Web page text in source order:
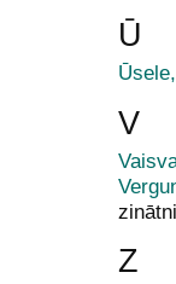
Ū
V
Z